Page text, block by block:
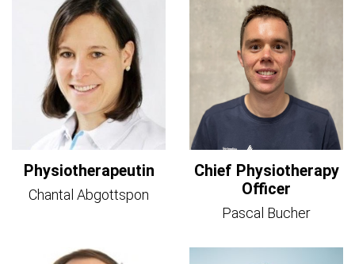
Physiotherapeutin
Chantal Abgottspon
Chief Physiotherapy
Officer
Pascal Bucher